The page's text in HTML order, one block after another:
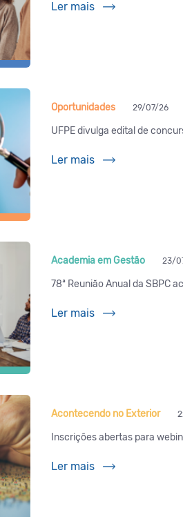
Ler mais
Oportunidades 29/07/26
UFPE divulga edital de
Ler mais
Academia em Gestão 23/
78ª Reunião Anual da SBPC
Ler mais
Acontecendo no Exterior
Inscrições abertas para
Ler mais